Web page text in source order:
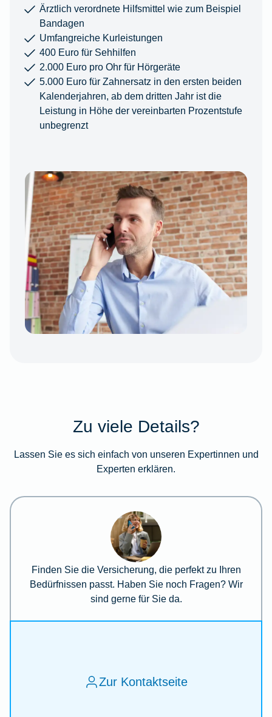
Ärztlich verordnete Hilfsmittel wie zum Beispiel
Bandagen
Umfangreiche Kurleistungen
400 Euro für Sehhilfen
2.000 Euro pro Ohr für Hörgeräte
5.000 Euro für Zahnersatz in den ersten beiden
Kalenderjahren, ab dem dritten Jahr ist die
Leistung in Höhe der vereinbarten Prozentstufe
unbegrenzt
Zu viele Details?
Lassen Sie es sich einfach von unseren Expertinnen und
Experten erklären.
Finden Sie die Versicherung, die perfekt zu Ihren
Bedürfnissen passt. Haben Sie noch Fragen? Wir
sind gerne für Sie da.
Zur Kontaktseite